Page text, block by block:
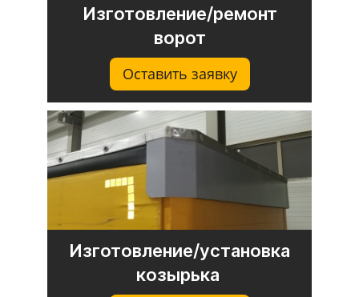
Изготовление/ремонт
ворот
Оставить заявку
Изготовление/установка
козырька